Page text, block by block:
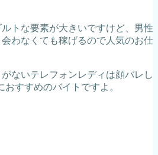
トな要素が大きいですけど、男性
わなくても稼げるので人気のお仕
ないテレフォンレディは顔バレし
すすめのバイトですよ。